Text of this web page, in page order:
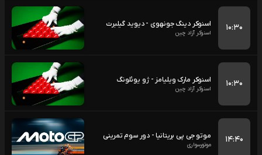
۱۰:۳۰ اسنوکر دینگ جونهوی - دیوید گیلبرت
اسنوکر آزاد چین
۱۰:۳۰ اسنوکر مارک ویلیامز - ژو یوئلونگ
اسنوکر آزاد چین
۱۴:۴۰ موتو جی پی بریتانیا - دور سوم تمرینی
موتورسواری